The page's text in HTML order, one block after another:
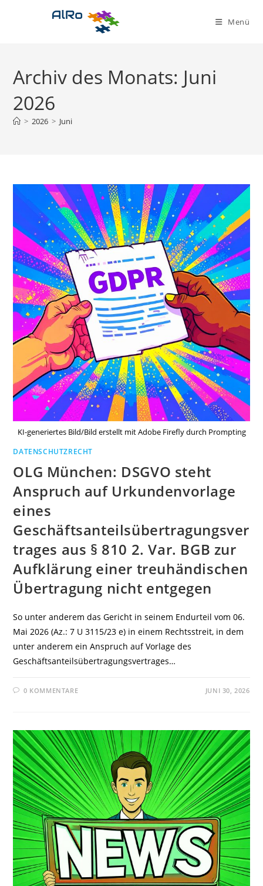
Menü
Archiv des Monats: Juni
2026
> 2026 > Juni
KI-generiertes Bild/Bild erstellt mit Adobe Firefly durch Prompting
DATENSCHUTZRECHT
OLG München: DSGVO steht
Anspruch auf Urkundenvorlage
eines
Geschäftsanteilsübertragungsver
trages aus § 810 2. Var. BGB zur
Aufklärung einer treuhändischen
Übertragung nicht entgegen
So unter anderem das Gericht in seinem Endurteil vom 06.
Mai 2026 (Az.: 7 U 3115/23 e) in einem Rechtsstreit, in dem
unter anderem ein Anspruch auf Vorlage des
Geschäftsanteilsübertragungsvertrages…
0 KOMMENTARE JUNI 30, 2026